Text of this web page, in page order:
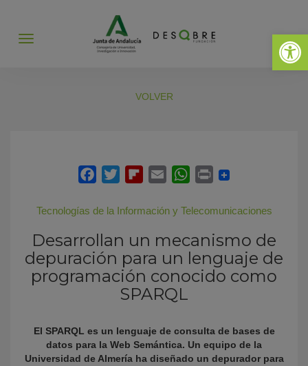
Abrir
Abrir
VOLVER
Tecnologías de la Información y Telecomunicaciones
Desarrollan un mecanismo de
depuración para un lenguaje de
programación conocido como
SPARQL
El SPARQL es un lenguaje de consulta de bases de
datos para la Web Semántica. Un equipo de la
Universidad de Almería ha diseñado un depurador para